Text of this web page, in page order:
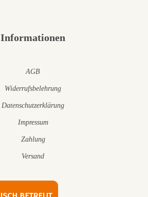
Informationen
AGB
Widerrufsbelehrung
Datenschutzerklärung
Impressum
Zahlung
Versand